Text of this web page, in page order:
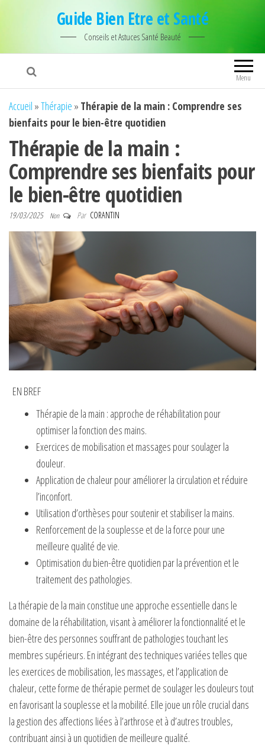
Guide Bien Etre et Santé
Conseils et Astuces Santé Beauté
Menu
Accueil »Thérapie » Thérapie de la main : Comprendre ses
bienfaits pour le bien-être quotidien
Thérapie de la main :
Comprendre ses bienfaits pour
le bien-être quotidien
19/03/2025 Non Par CORANTIN
EN BREF
Thérapie de la main : approche de réhabilitation pour
optimiser la fonction des mains.
Exercices de mobilisation et massages pour soulager la
douleur.
Application de chaleur pour améliorer la circulation et réduire
l’inconfort.
Utilisation d’orthèses pour soutenir et stabiliser la mains.
Renforcement de la souplesse et de la force pour une
meilleure qualité de vie.
Optimisation du bien-être quotidien par la prévention et le
traitement des pathologies.
La thérapie de la main constitue une approche essentielle dans le
domaine de la réhabilitation, visant à améliorer la fonctionnalité et le
bien-être des personnes souffrant de pathologies touchant les
membres supérieurs. En intégrant des techniques variées telles que
les exercices de mobilisation, les massages, et l’application de
chaleur, cette forme de thérapie permet de soulager les douleurs tout
en favorisant la souplesse et la mobilité. Elle joue un rôle crucial dans
la gestion des affections liées à l’arthrose et à d’autres troubles,
contribuant ainsi à un quotidien de meilleure qualité.